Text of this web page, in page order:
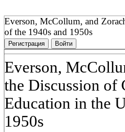
Everson, McCollum, and
of the 1940s and 1950s
Регистрация Войти
Everson,
the Discussion of
Education in the
1950s